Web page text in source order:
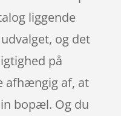
liggende
og det
på
afhængig af, at
bopæl. Og du